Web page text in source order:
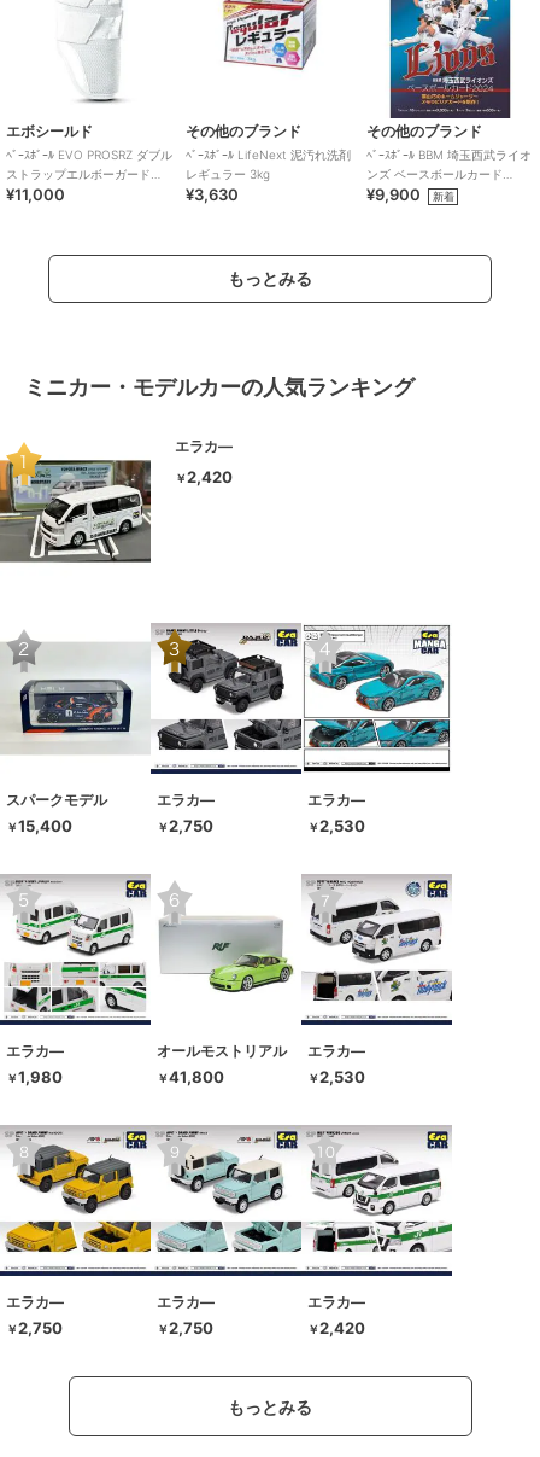
エボシールド
ﾍﾞｰｽﾎﾞｰﾙ EVO PROSRZ ダブル
ストラップエルボーガード
JPNSMU ホワイト
¥11,000
その他のブランド
ﾍﾞｰｽﾎﾞｰﾙ LifeNext 泥汚れ洗剤
レギュラー 3kg
¥3,630
その他のブランド
ﾍﾞｰｽﾎﾞｰﾙ BBM 埼玉西武ライオ
ンズ ベースボールカード
2024 BOX(18パック入り)
¥9,900 新着
もっとみる
ミニカー・モデルカーの人気ランキング
エラカ―
￥2,420
スパークモデル
￥15,400
エラカ―
￥2,750
エラカ―
￥2,530
エラカ―
￥1,980
オールモストリアル
￥41,800
エラカ―
￥2,530
エラカ―
￥2,750
エラカ―
￥2,750
エラカ―
￥2,420
もっとみる